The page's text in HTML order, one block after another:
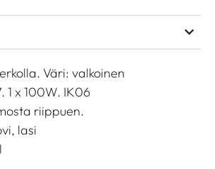
Väri: valkoinen
1 x 100W. IK06
riippuen.
lasi